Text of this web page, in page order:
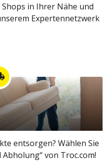
Shops in Ihrer Nähe und
Expertennetzwerk
entsorgen? Wählen Sie
von Troc.com!